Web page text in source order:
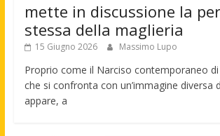
mette in discussione la
stessa della maglieria
15 Giugno 2026 Massimo Lupo
Proprio come il Narciso contemporaneo
che si confronta con un’immagine diversa
appare, a